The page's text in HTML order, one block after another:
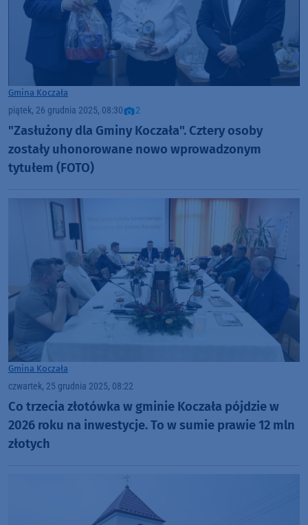
Gmina Koczała
piątek, 26 grudnia 2025, 08:30 2
"Zasłużony dla Gminy Koczała". Cztery osoby
zostały uhonorowane nowo wprowadzonym
tytułem (FOTO)
Gmina Koczała
czwartek, 25 grudnia 2025, 08:22
Co trzecia złotówka w gminie Koczała pójdzie w
2026 roku na inwestycje. To w sumie prawie 12 mln
złotych